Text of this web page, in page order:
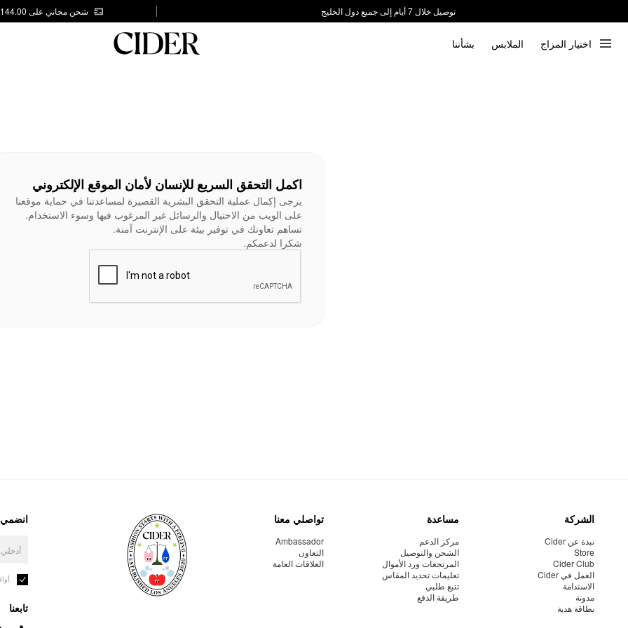
توصيل خلال 7 أيام إلى جميع دول الخليج
شحن مجاني على AED 144.00
اختيار المزاج الملابس بشأننا
اكمل التحقق السريع للإنسان لأمان الموقع الإلكتروني
يرجى إكمال عملية التحقق البشرية القصيرة لمساعدتنا في حماية موقعنا
على الويب من الاحتيال والرسائل غير المرغوب فيها وسوء الاستخدام.
تساهم تعاونك في توفير بيئة على الإنترنت آمنة.
شكرا لدعمكم.
الشركة
نبذة عن Cider
Store
Cider Club
العمل في Cider
الاستدامة
مدونة
بطاقة هدية
مساعدة
مركز الدعم
الشحن والتوصيل
المرتجعات ورد الأموال
تعليمات تحديد المقاس
تتبع طلبي
طريقة الدفع
تواصلي معنا
Ambassador
التعاون
العلاقات العامة
انضمي
تابعنا